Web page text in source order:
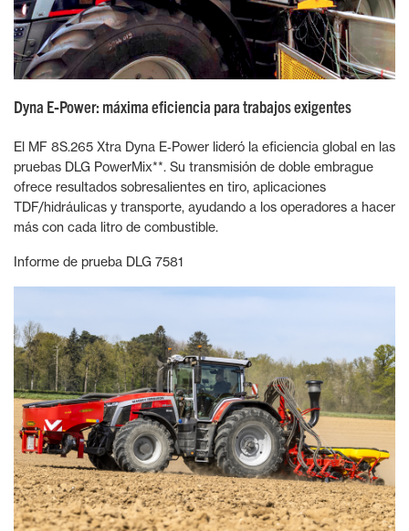
Dyna E‑Power: máxima eficiencia para trabajos exigentes
El MF 8S.265 Xtra Dyna E‑Power lideró la eficiencia global en las
pruebas DLG PowerMix**. Su transmisión de doble embrague
ofrece resultados sobresalientes en tiro, aplicaciones
TDF/hidráulicas y transporte, ayudando a los operadores a hacer
más con cada litro de combustible.
Informe de prueba DLG 7581